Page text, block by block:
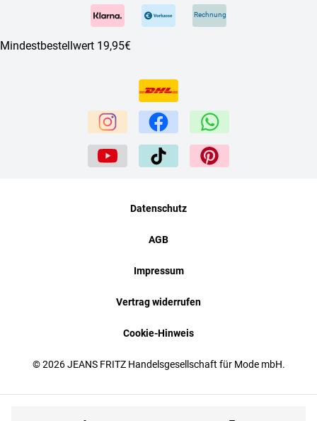
Rechnung
Mindestbestellwert 19,95€
© 2026 JEANS FRITZ Handelsgesellschaft für Mode mbH.
Datenschutz
AGB
Impressum
Vertrag widerrufen
Cookie-Hinweis